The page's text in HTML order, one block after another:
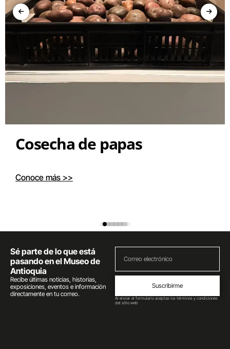
Cosecha de papas
Conoce más >>
Sé parte de lo que está
pasando en el Museo de
Antioquia
Recibe últimas noticias, historias,
exposiciones, eventos e información
directamente en tu correo.
Suscribirme
Al enviar el formulario aceptas los términos y condiciones
del sitio web